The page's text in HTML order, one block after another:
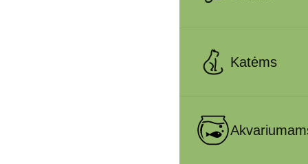
Katėms